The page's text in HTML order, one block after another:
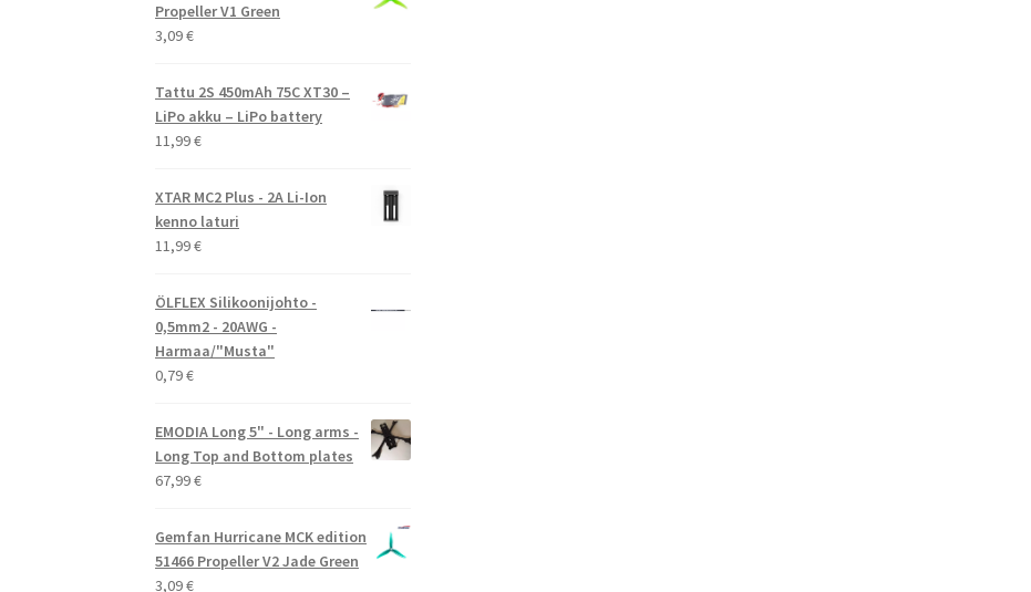
Propeller V1 Green
3,09€
Tattu 2S 450mAh 75C XT30 –
LiPo akku – LiPo battery
11,99€
XTAR MC2 Plus - 2A Li-Ion
kenno laturi
11,99€
ÖLFLEX Silikoonijohto -
0,5mm2 - 20AWG -
Harmaa/"Musta"
0,79€
EMODIA Long 5" - Long arms -
Long Top and Bottom plates
67,99€
Gemfan Hurricane MCK edition
51466 Propeller V2 Jade Green
3,09€